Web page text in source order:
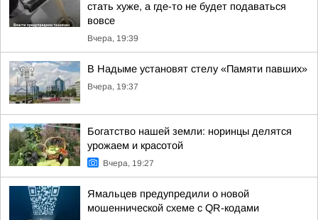
стать хуже, а где-то не будет подаваться
вовсе
Вчера, 19:39
В Надыме установят стелу «Памяти павших»
Вчера, 19:37
Богатство нашей земли: норинцы делятся
урожаем и красотой
Вчера, 19:27
Ямальцев предупредили о новой
мошеннической схеме с QR-кодами